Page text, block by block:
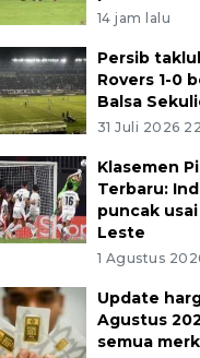
14 jam lalu
Persib
Rovers 1-0
Balsa
31 Juli 2026
Klasemen
Terbaru:
puncak
Leste
1 Agustus
Update
Agustus
semua